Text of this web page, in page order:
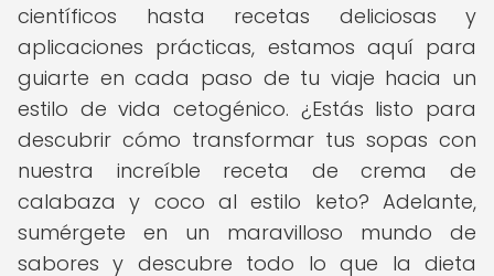
científicos hasta recetas deliciosas y
aplicaciones prácticas, estamos aquí para
guiarte en cada paso de tu viaje hacia un
estilo de vida cetogénico. ¿Estás listo para
descubrir cómo transformar tus sopas con
nuestra increíble receta de crema de
calabaza y coco al estilo keto? Adelante,
sumérgete en un maravilloso mundo de
sabores y descubre todo lo que la dieta